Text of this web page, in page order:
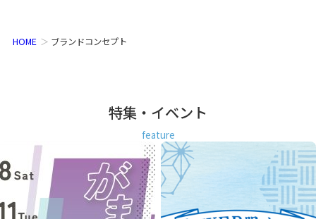
HOME ブランドコンセプト
特集・イベント
feature